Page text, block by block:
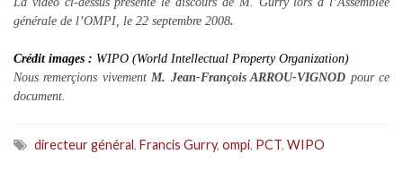
générale de l’OMPI, le 22 septembre 2008.
Crédit images : WIPO (World Intellectual Property Organization)
Nous remerçions vivement M. Jean-François ARROU-VIGNOD pour ce
document.
directeur général, Francis Gurry, ompi, PCT, WIPO